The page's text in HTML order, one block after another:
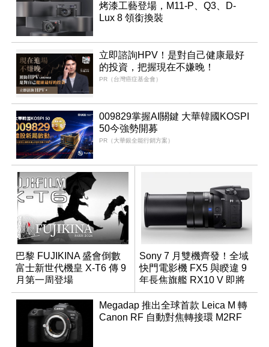
烤漆工藝登場，M11-P、Q3、D-
Lux 8 領銜換裝
立即諮詢HPV！是對自己健康最好
的投資，把握現在不嫌晚！
PR（台灣癌症基金會）
009829掌握AI關鍵 大華韓國KOSPI
50今強勢開募
PR（大華銀全能行銷方案）
巴黎 FUJIKINA 盛會倒數
富士新世代機皇 X-T6 傳 9
月第一周登場
Sony 7 月雙機齊發！全域
快門電影機 FX5 與睽違 9
年長焦旗艦 RX10 V 即將
登場
Megadap 推出全球首款 Leica M 轉
Canon RF 自動對焦轉接環 M2RF